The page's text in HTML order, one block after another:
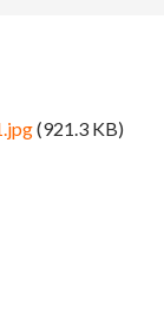
(921.3 KB)